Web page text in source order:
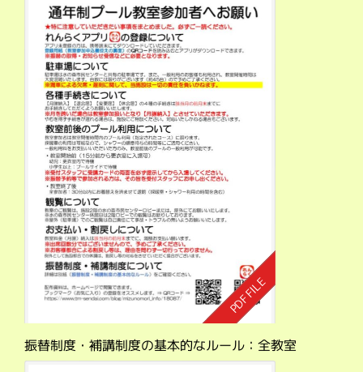
振替制度・補講制度の基本的なルール：全教室